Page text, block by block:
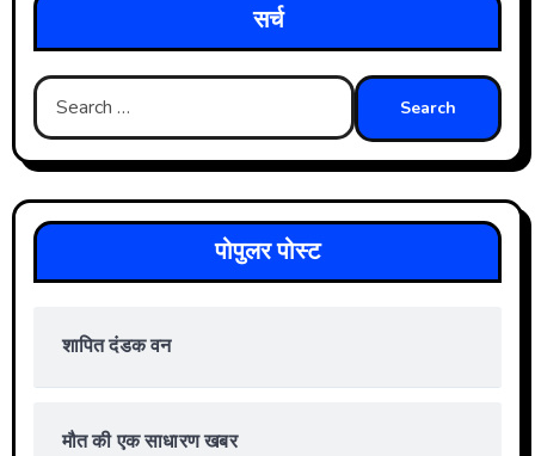
सर्च
Search
for:
पोपुलर पोस्ट
शापित दंडक वन
मौत की एक साधारण खबर